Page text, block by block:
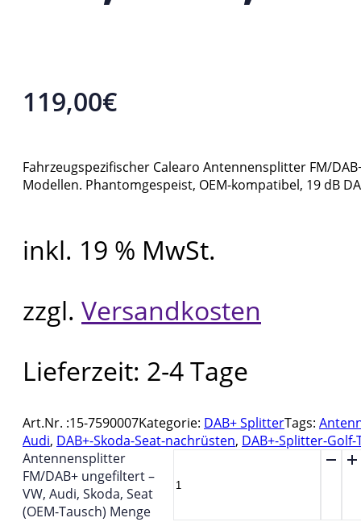
119,00€
Fahrzeugspezifischer Calearo Antennensplitter FM/
Modellen. Phantomgespeist, OEM-kompatibel, 19 dB
inkl. 19 % MwSt.
zzgl. Versandkosten
Lieferzeit: 2-4 Tage
Art.Nr. :15-7590007Kategorie: DAB+ SplitterTags:
Audi, DAB+-Skoda-Seat-nachrüsten, DAB+-Splitter-Golf-
Antennensplitter
FM/DAB+ ungefiltert –
VW, Audi, Skoda, Seat
(OEM-Tausch) Menge